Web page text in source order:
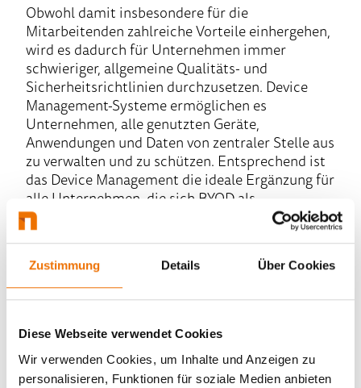
Zustimmung Details Über Cookies
Diese Webseite verwendet Cookies
Wir verwenden Cookies, um Inhalte und Anzeigen zu
personalisieren, Funktionen für soziale Medien anbieten
Obwohl damit insbesondere für die
Mitarbeitenden zahlreiche Vorteile einhergehen,
wird es dadurch für Unternehmen immer
schwieriger, allgemeine Qualitäts- und
Sicherheitsrichtlinien durchzusetzen. Device
Management-Systeme ermöglichen es
Unternehmen, alle genutzten Geräte,
Anwendungen und Daten von zentraler Stelle aus
zu verwalten und zu schützen. Entsprechend ist
das Device Management die ideale Ergänzung für
alle Unternehmen, die sich BYOD als
Unternehmensstrategie auf die Fahne
geschrieben haben.